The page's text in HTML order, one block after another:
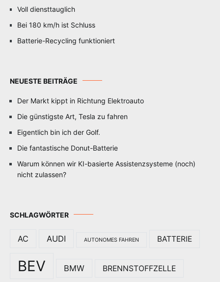
Voll diensttauglich
Bei 180 km/h ist Schluss
Batterie-Recycling funktioniert
NEUESTE BEITRÄGE
Der Markt kippt in Richtung Elektroauto
Die günstigste Art, Tesla zu fahren
Eigentlich bin ich der Golf.
Die fantastische Donut-Batterie
Warum können wir KI-basierte Assistenzsysteme (noch)
nicht zulassen?
SCHLAGWÖRTER
AC AUDI AUTONOMES FAHREN BATTERIE
BEV BMW BRENNSTOFFZELLE